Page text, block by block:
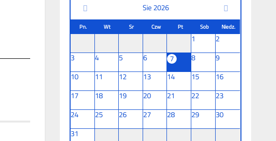
Sie 2026
Pn. Wt Sr Czw Pt Sob Niedz.
1
2
3
4 5 6 7 8
9
10
11 12 13 14 15
16
17
18 19 20 21 22
23
24
25 26 27 28 29
30
31